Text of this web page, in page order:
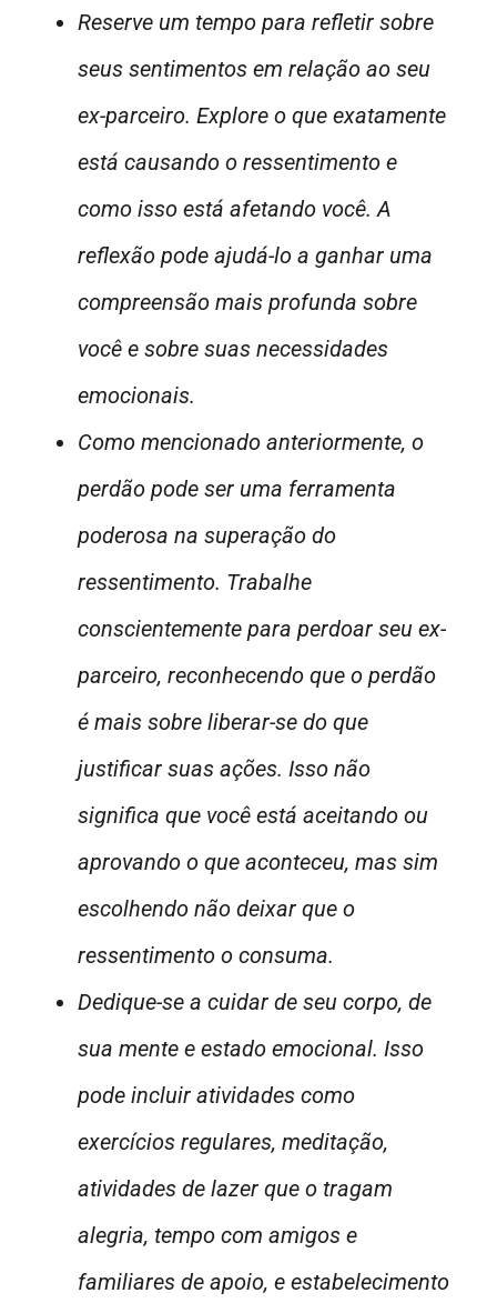
Reserve um tempo para refletir sobre
seus sentimentos em relação ao seu
ex-parceiro. Explore o que exatamente
está causando o ressentimento e
como isso está afetando você. A
reflexão pode ajudá-lo a ganhar uma
compreensão mais profunda sobre
você e sobre suas necessidades
emocionais.
Como mencionado anteriormente, o
perdão pode ser uma ferramenta
poderosa na superação do
ressentimento. Trabalhe
conscientemente para perdoar seu ex-
parceiro, reconhecendo que o perdão
é mais sobre liberar-se do que
justificar suas ações. Isso não
significa que você está aceitando ou
aprovando o que aconteceu, mas sim
escolhendo não deixar que o
ressentimento o consuma.
Dedique-se a cuidar de seu corpo, de
sua mente e estado emocional. Isso
pode incluir atividades como
exercícios regulares, meditação,
atividades de lazer que o tragam
alegria, tempo com amigos e
familiares de apoio, e estabelecimento